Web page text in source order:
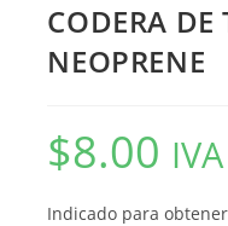
CODERA DE
NEOPRENE
$8.00
Indicado para